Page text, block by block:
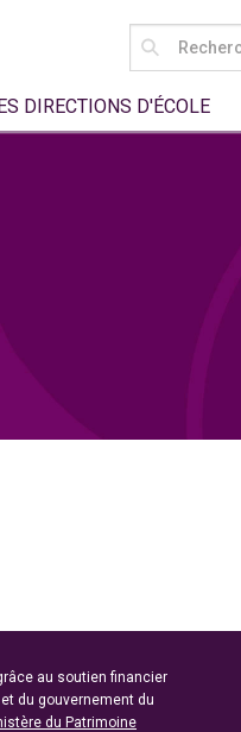
SEARCH
FOR:
DIRECTIONS D'ÉCOLE
au soutien financier
du gouvernement du
du Patrimoine